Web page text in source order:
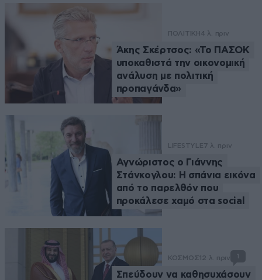
ΠΟΛΙΤΙΚΗ4 λ. πριν
Άκης Σκέρτσος: «Το ΠΑΣΟΚ
υποκαθιστά την οικονομική
ανάλυση με πολιτική
προπαγάνδα»
LIFESTYLE7 λ. πριν
Αγνώριστος ο Γιάννης
Στάνκογλου: Η σπάνια εικόνα
από το παρελθόν που
προκάλεσε χαμό στα social
ΚΟΣΜΟΣ 12 λ. πριν 1
Σπεύδουν να καθησυχάσουν